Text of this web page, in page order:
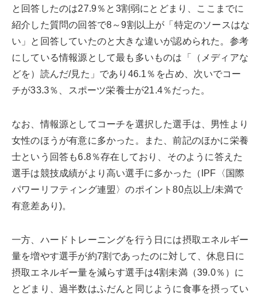
と回答したのは27.9％と3割弱にとどまり、ここまでに
紹介した質問の回答で8～9割以上が「特定のソースはな
い」と回答していたのと大きな違いが認められた。参考
にしている情報源として最も多いものは「（メディアな
どを）読んだ/見た」であり46.1％を占め、次いでコー
チが33.3％、スポーツ栄養士が21.4％だった。
なお、情報源としてコーチを選択した選手は、男性より
女性のほうが有意に多かった。また、前記のほかに栄養
士という回答も6.8％存在しており、そのように答えた
選手は競技成績がより高い選手に多かった（IPF〈国際
パワーリフティング連盟〉のポイント80点以上/未満で
有意差あり)。
一方、ハードトレーニングを行う日には摂取エネルギー
量を増やす選手が約7割であったのに対して、休息日に
摂取エネルギー量を減らす選手は4割未満（39.0％）に
とどまり、過半数はふだんと同じように食事を摂ってい